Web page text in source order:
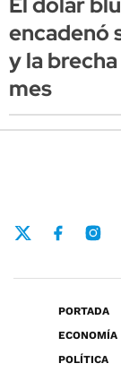
encadenó
y la
mes
PORTADA
ECONOMÍA
POLÍTICA